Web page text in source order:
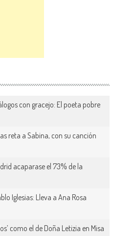
con gracejo: El poeta pobre
reta a Sabina, con su canción
acaparase el 73% de la
Iglesias: Lleva a Ana Rosa
como el de Doña Letizia en Misa